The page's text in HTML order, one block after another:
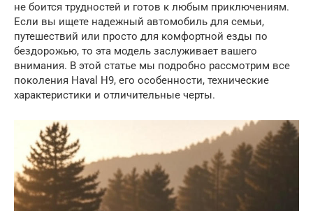
не боится трудностей и готов к любым приключениям.
Если вы ищете надежный автомобиль для семьи,
путешествий или просто для комфортной езды по
бездорожью, то эта модель заслуживает вашего
внимания. В этой статье мы подробно рассмотрим все
поколения Haval H9, его особенности, технические
характеристики и отличительные черты.